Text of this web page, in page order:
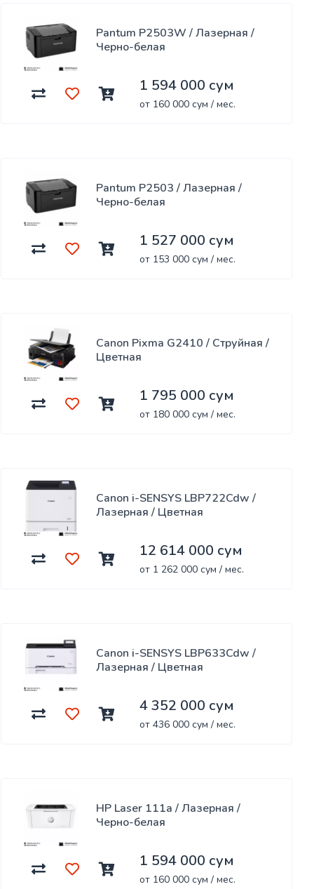
Pantum P2503W / Лазерная /
Черно-белая
1 594 000 сум
от 160 000 сум / мес.
Pantum P2503 / Лазерная /
Черно-белая
1 527 000 сум
от 153 000 сум / мес.
Canon Pixma G2410 / Струйная /
Цветная
1 795 000 сум
от 180 000 сум / мес.
Canon i-SENSYS LBP722Cdw /
Лазерная / Цветная
12 614 000 сум
от 1 262 000 сум / мес.
Canon i-SENSYS LBP633Cdw /
Лазерная / Цветная
4 352 000 сум
от 436 000 сум / мес.
HP Laser 111a / Лазерная /
Черно-белая
1 594 000 сум
от 160 000 сум / мес.